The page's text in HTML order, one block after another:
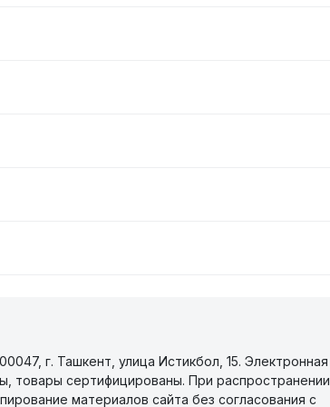
г. Ташкент, улица Истикбол, 15. Электронная
товары сертифицированы. При распространении
материалов сайта без согласования с